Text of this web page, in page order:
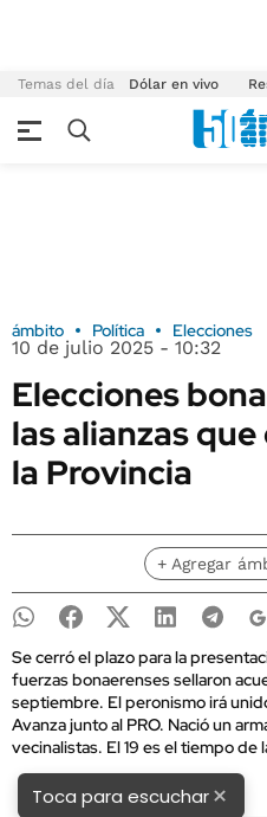
Temas del día Dólar en vivo
ámbito Política Elecciones
10 de julio 2025 - 10:32
Elecciones
las alianzas
la Provincia
+ Agregar
Se cerró el plazo para la
fuerzas bonaerenses sellaron
septiembre. El peronismo irá
Avanza junto al PRO. Nació un
vecinalistas. El 19 es el tiempo de
Toca para escuchar×